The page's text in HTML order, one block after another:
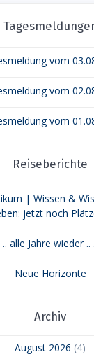
vom
vom
vom
Reiseberichte
| Wissen &
jetzt noch
.. alle Jahre wieder ..
Neue Horizonte
Archiv
August 2026 (4)